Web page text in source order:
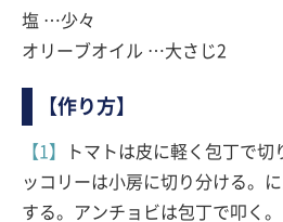
塩 …少々
オリーブオイル …大さじ2
【作り方】
【1】
トマトは皮に軽く包丁で切
ッコリーは小房に切り分ける。
する。アンチョビは包丁で叩く。